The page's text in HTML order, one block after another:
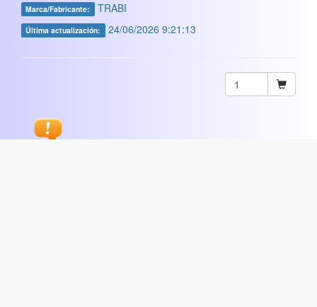
Marca/Fabricante: TRABI
Última actualización: 24/06/2026 9:21:13